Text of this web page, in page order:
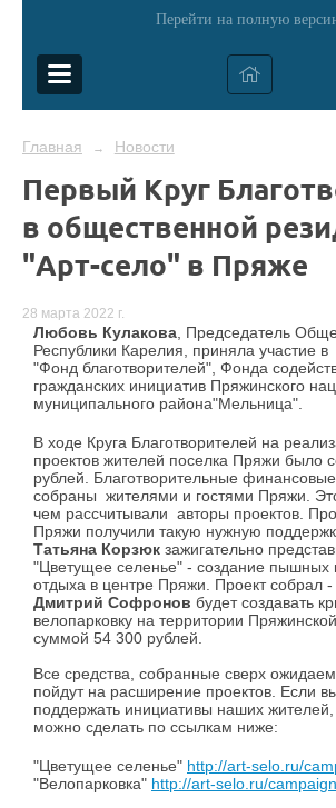
Перейти на полную
Главная → Новости
Первый Круг
в общественной
"Арт-село" в Пряже
28 марта 2022 г.
Любовь Кулакова, Председатель
Республики Карелия, приняла участие
"Фонд благотворителей", Фонда
гражданских инициатив Пряжинского
муниципального района"Мельница".
В ходе Круга Благотворителей на
проектов жителей поселка Пряжи было
рублей. Благотворительные
собраны жителями и гостями Пряжи.
чем рассчитывали авторы проектов.
Пряжи получили такую нужную
Татьяна Корзюк зажигательно
"Цветущее селенье" - создание пышных
отдыха в центре Пряжи. Проект собрал -
Дмитрий Софронов будет создавать
велопарковку на территории
суммой 54 300 рублей.
Все средства, собранные сверх
пойдут на расширение проектов. Если
поддержать инициативы наших
можно сделать по ссылкам ниже:
"Цветущее селенье" http://art-selo.ru/
"Велопарковка" http://art-selo.ru/